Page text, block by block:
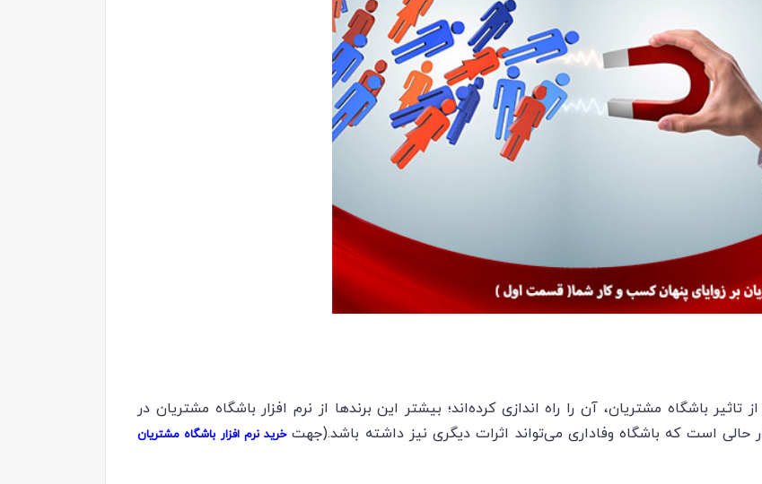
باشگاه مشتریان، آن را راه اندازی کرده‌اند؛ بیشتر این برندها از نرم افزار باشگاه مشتریان در
است که باشگاه وفاداری می‌تواند اثرات دیگری نیز داشته باشد.(جهتخرید نرم افزار باشگاه مشتریان